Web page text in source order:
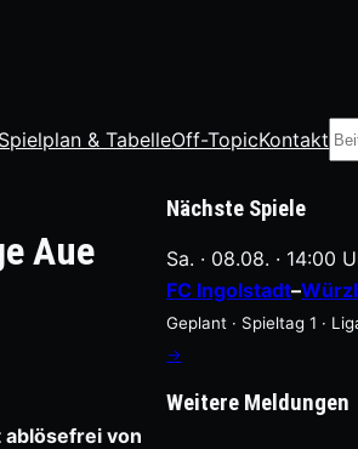
Spielplan & TabelleOff-TopicKontakt
Aue
von
Nächste Spiele
Sa. · 08.08. · 14:00
FC Ingolstadt–
Geplant · Spieltag 1 ·
→
Weitere Meldungen